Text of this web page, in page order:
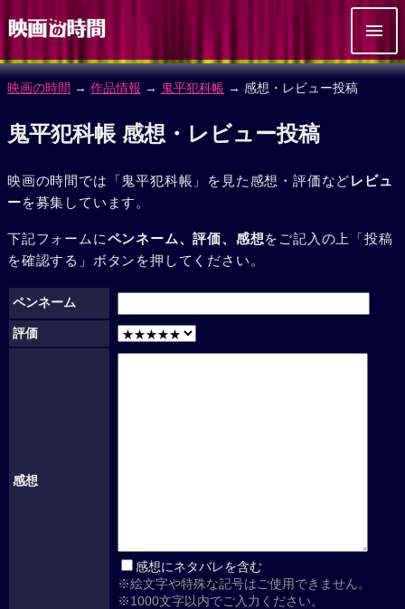
映画の時間 → 作品情報 → 鬼平犯科帳 → 感想・レビュー投稿
鬼平犯科帳 感想・レビュー投稿
映画の時間では「鬼平犯科帳」を見た感想・評価などレビュ
ーを募集しています。
下記フォームにペンネーム、評価、感想をご記入の上「投稿
を確認する」ボタンを押してください。
ペンネーム
評価
感想
感想にネタバレを含む
※絵文字や特殊な記号はご使用できません。
※1000文字以内でご入力ください。